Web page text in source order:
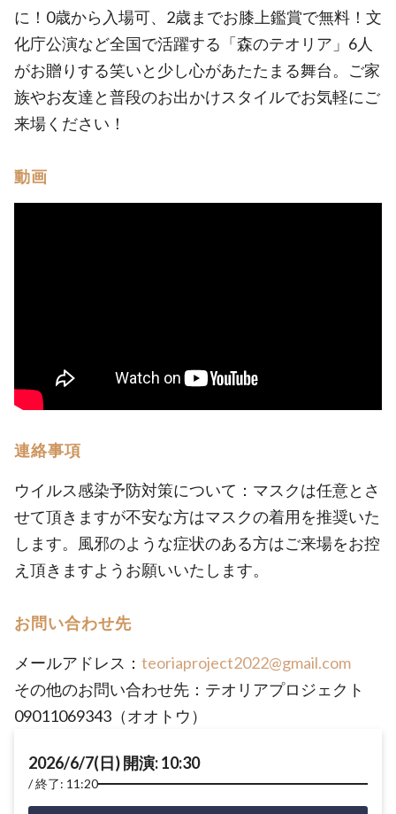
に！0歳から入場可、2歳までお膝上鑑賞で無料！文
化庁公演など全国で活躍する「森のテオリア」6人
がお贈りする笑いと少し心があたたまる舞台。ご家
族やお友達と普段のお出かけスタイルでお気軽にご
来場ください！
動画
連絡事項
ウイルス感染予防対策について：マスクは任意とさ
せて頂きますが不安な方はマスクの着用を推奨いた
します。風邪のような症状のある方はご来場をお控
え頂きますようお願いいたします。
お問い合わせ先
メールアドレス： teoriaproject2022@gmail.com
その他のお問い合わせ先：テオリアプロジェクト
09011069343（オオトウ）
2026/6/7(日) 開演: 10:30
終了: 11:20